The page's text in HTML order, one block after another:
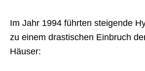
Im Jahr 1994 führten steigende
zu einem drastischen Einbruch
Häuser: